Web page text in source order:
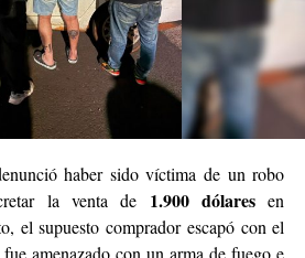
haber sido víctima de un robo
la venta de 1.900 dólares en
el supuesto comprador escapó con el
amenazado con un arma de fuego e